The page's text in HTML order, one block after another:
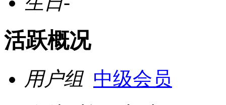
活跃概况
用户组 中级会员